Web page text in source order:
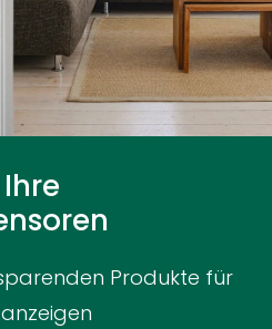
Produkte für